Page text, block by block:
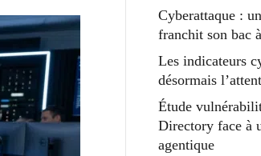
Cyberattaque :
franchit son bac
Les indicateurs
désormais
Étude
Directory face à
agentique